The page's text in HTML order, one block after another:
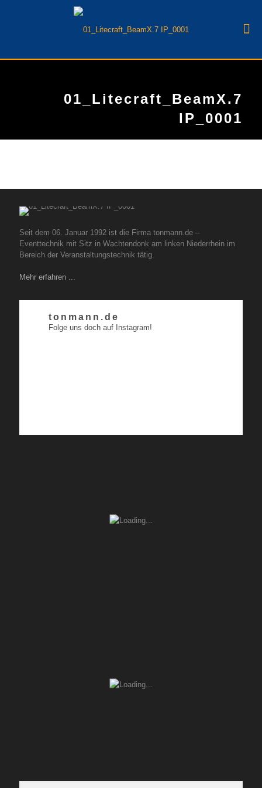
01_Litecraft_BeamX.7
IP_0001
Seit dem 06. Januar 1992 ist die Firma tonmann.de –
Eventtechnik mit Sitz in Wachtendonk am linken Niederrhein im
Bereich der Veranstaltungstechnik tätig.
Mehr erfahren ...
tonmann.de
Folge uns doch auf Instagram!